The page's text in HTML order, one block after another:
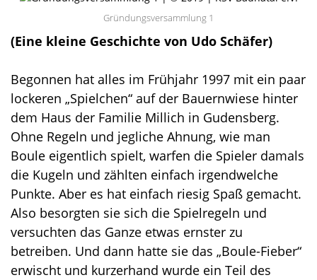
Gründungsversammlung 1
(Eine kleine Geschichte von Udo Schäfer)
Begonnen hat alles im Frühjahr 1997 mit ein paar
lockeren „Spielchen“ auf der Bauernwiese hinter
dem Haus der Familie Millich in Gudensberg.
Ohne Regeln und jegliche Ahnung, wie man
Boule eigentlich spielt, warfen die Spieler damals
die Kugeln und zählten einfach irgendwelche
Punkte. Aber es hat einfach riesig Spaß gemacht.
Also besorgten sie sich die Spielregeln und
versuchten das Ganze etwas ernster zu
betreiben. Und dann hatte sie das „Boule-Fieber“
erwischt und kurzerhand wurde ein Teil des